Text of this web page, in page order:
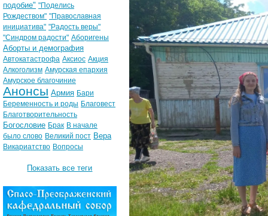
подобие" "Поделись
Рождеством" "Православная
инициатива" "Радость веры"
"Синдром радости" Аборигены
Аборты и демография
Автокатастрофа Аксиос Акция
Алкоголизм Амурская епархия
Амурское благочиние
Анонсы Армия Бари
Беременность и роды Благовест
Благотворительность
Богословие Брак В начале
было слово Великий пост Вера
Викариатство Вопросы
Показать все теги